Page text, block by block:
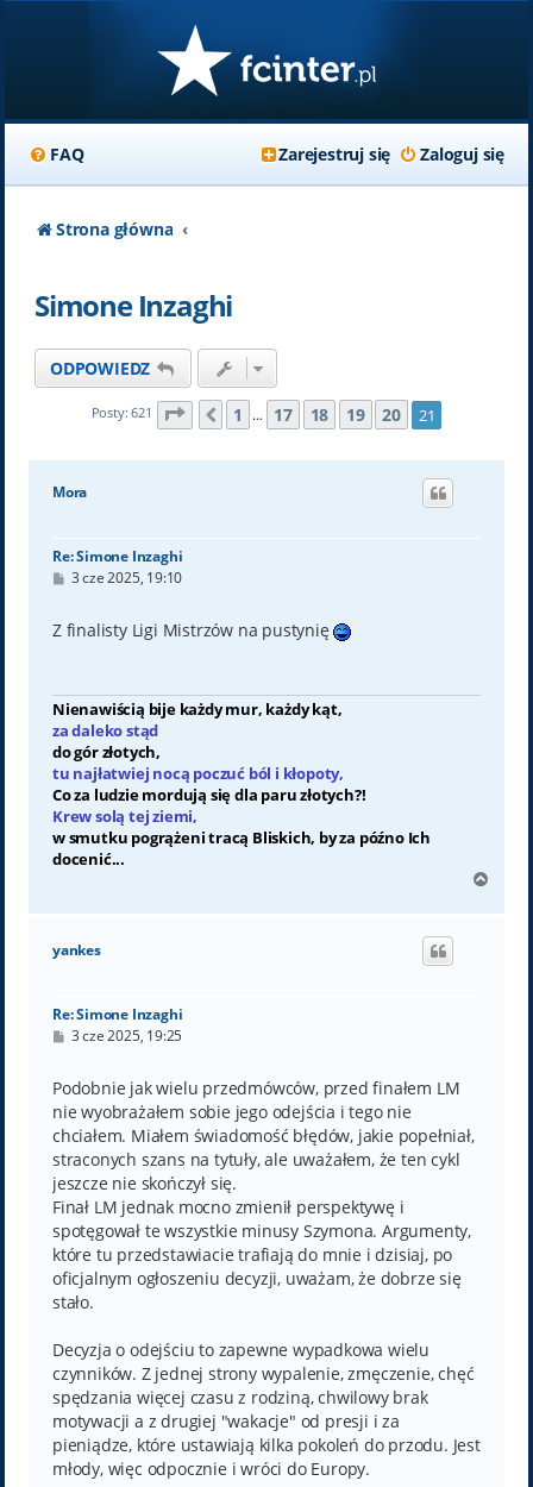
FAQ Zaloguj się
Zarejestruj się
Strona główna
Simone Inzaghi
ODPOWIEDZ
Posty: 621 Strona 21 z21
Poprzednia
1 … 17 18 19 20 21
Mora
Re: Simone Inzaghi
P
t
3 cze 2025, 19:10
Z finalisty Ligi Mistrzów na pustynię
Nienawiścią bije każdy mur, każdy kąt,
za daleko stąd
do gór złotych,
tu najłatwiej nocą poczuć ból i kłopoty,
Co za ludzie mordują się dla paru złotych?!
Krew solą tej ziemi,
w smutku pogrążeni tracą Bliskich, by za późno Ich
docenić...
g
yankes
Re: Simone Inzaghi
P
t
3 cze 2025, 19:25
Podobnie jak wielu przedmówców, przed finałem LM
nie wyobrażałem sobie jego odejścia i tego nie
chciałem. Miałem świadomość błędów, jakie popełniał,
straconych szans na tytuły, ale uważałem, że ten cykl
jeszcze nie skończył się.
Finał LM jednak mocno zmienił perspektywę i
spotęgował te wszystkie minusy Szymona. Argumenty,
które tu przedstawiacie trafiają do mnie i dzisiaj, po
oficjalnym ogłoszeniu decyzji, uważam, że dobrze się
stało.
Decyzja o odejściu to zapewne wypadkowa wielu
czynników. Z jednej strony wypalenie, zmęczenie, chęć
spędzania więcej czasu z rodziną, chwilowy brak
motywacji a z drugiej "wakacje" od presji i za
pieniądze, które ustawiają kilka pokoleń do przodu. Jest
młody, więc odpocznie i wróci do Europy.